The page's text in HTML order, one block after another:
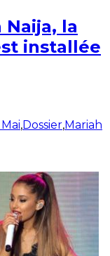
la
installée
,Dossier,Mariah